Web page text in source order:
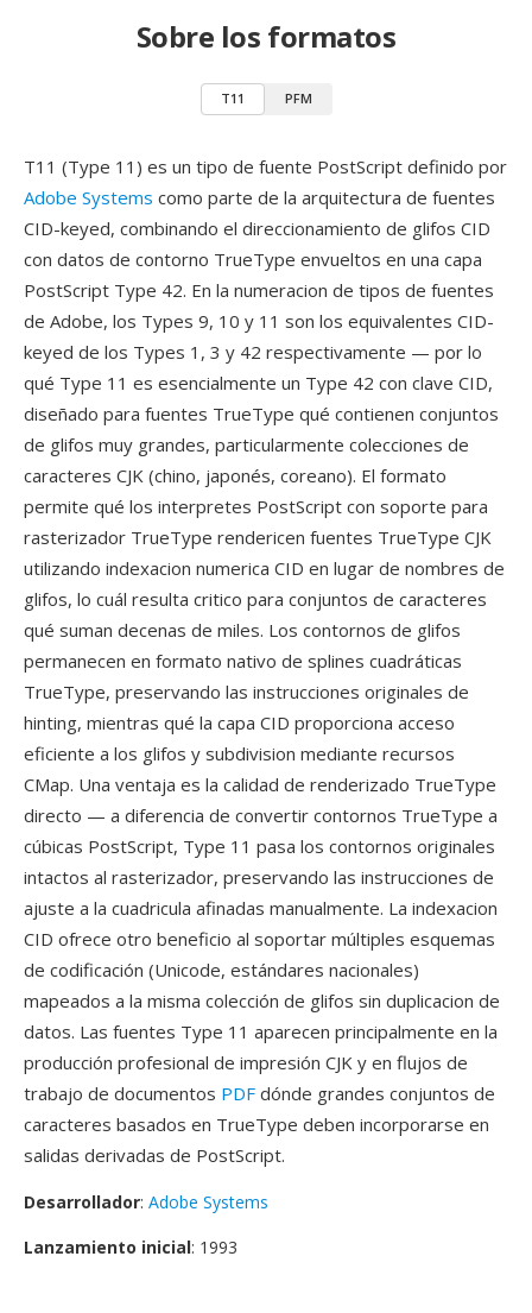
Sobre los formatos
T11 PFM
T11 (Type 11) es un tipo de fuente PostScript definido por
Adobe Systems como parte de la arquitectura de fuentes
CID-keyed, combinando el direccionamiento de glifos CID
con datos de contorno TrueType envueltos en una capa
PostScript Type 42. En la numeracion de tipos de fuentes
de Adobe, los Types 9, 10 y 11 son los equivalentes CID-
keyed de los Types 1, 3 y 42 respectivamente — por lo
qué Type 11 es esencialmente un Type 42 con clave CID,
diseñado para fuentes TrueType qué contienen conjuntos
de glifos muy grandes, particularmente colecciones de
caracteres CJK (chino, japonés, coreano). El formato
permite qué los interpretes PostScript con soporte para
rasterizador TrueType rendericen fuentes TrueType CJK
utilizando indexacion numerica CID en lugar de nombres de
glifos, lo cuál resulta critico para conjuntos de caracteres
qué suman decenas de miles. Los contornos de glifos
permanecen en formato nativo de splines cuadráticas
TrueType, preservando las instrucciones originales de
hinting, mientras qué la capa CID proporciona acceso
eficiente a los glifos y subdivision mediante recursos
CMap. Una ventaja es la calidad de renderizado TrueType
directo — a diferencia de convertir contornos TrueType a
cúbicas PostScript, Type 11 pasa los contornos originales
intactos al rasterizador, preservando las instrucciones de
ajuste a la cuadricula afinadas manualmente. La indexacion
CID ofrece otro beneficio al soportar múltiples esquemas
de codificación (Unicode, estándares nacionales)
mapeados a la misma colección de glifos sin duplicacion de
datos. Las fuentes Type 11 aparecen principalmente en la
producción profesional de impresión CJK y en flujos de
trabajo de documentos PDF dónde grandes conjuntos de
caracteres basados en TrueType deben incorporarse en
salidas derivadas de PostScript.
Desarrollador: Adobe Systems
Lanzamiento inicial: 1993